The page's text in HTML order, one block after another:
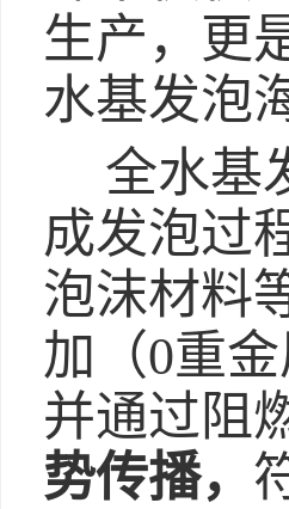
生产，更
水基发泡
全水基
成发泡过
泡沫材料
加（0重
并通过阻
势传播，